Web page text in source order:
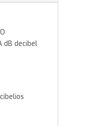
dB decibel